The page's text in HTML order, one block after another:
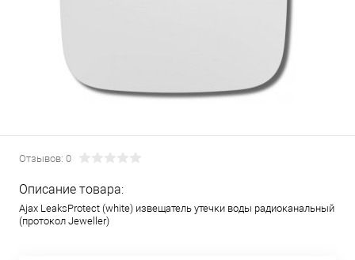
Отзывов: 0
Описание товара:
Ajax LeaksProtect (white) извещатель утечки воды радиоканальный
(протокол Jeweller)